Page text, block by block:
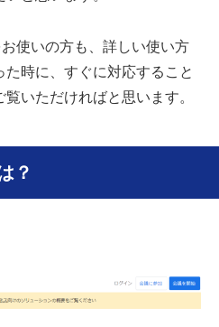
使いの方も、詳しい使い方
時に、すぐに対応すること
いただければと思います。
？